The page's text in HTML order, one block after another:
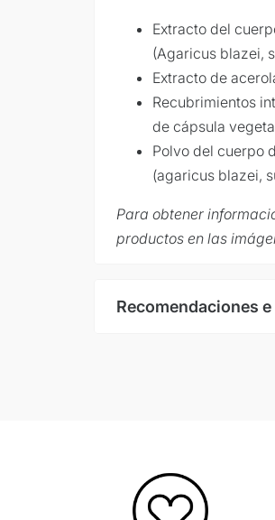
Extracto del
(Agaricus blazei,
Extracto de
Recubrimientos
de cápsula
Polvo del cuerpo
(agaricus blazei,
Para obtener
productos en las
Recomendaciones
Recomendación de